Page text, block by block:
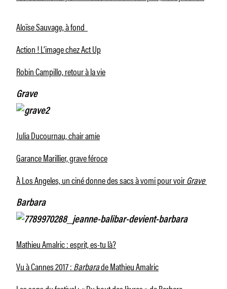
Aloïse Sauvage, à fond
Action ! L’image chez Act Up
Robin Campillo, retour à la vie
Grave
Julia Ducournau, chair amie
Garance Marillier, grave féroce
À Los Angeles, un ciné donne des sacs à vomi pour voirGrave
Barbara
Mathieu Amalric : esprit, es-tu là?
Vu à Cannes 2017 :Barbarade Mathieu Amalric